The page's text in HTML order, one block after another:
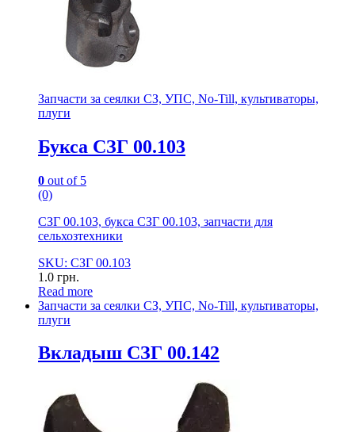
Запчасти за сеялки СЗ, УПС, No-Till, культиваторы,
плуги
Букса СЗГ 00.103
0 out of 5
(0)
СЗГ 00.103, букса СЗГ 00.103, запчасти для
сельхозтехники
SKU: СЗГ 00.103
1.0 грн.
Read more
Запчасти за сеялки СЗ, УПС, No-Till, культиваторы,
плуги
Вкладыш СЗГ 00.142